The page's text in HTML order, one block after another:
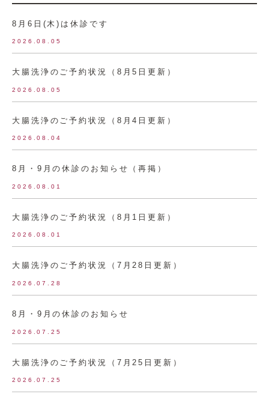
8月6日(木)は休診です
2026.08.05
大腸洗浄のご予約状況（8月5日更新）
2026.08.05
大腸洗浄のご予約状況（8月4日更新）
2026.08.04
8月・9月の休診のお知らせ（再掲）
2026.08.01
大腸洗浄のご予約状況（8月1日更新）
2026.08.01
大腸洗浄のご予約状況（7月28日更新）
2026.07.28
8月・9月の休診のお知らせ
2026.07.25
大腸洗浄のご予約状況（7月25日更新）
2026.07.25